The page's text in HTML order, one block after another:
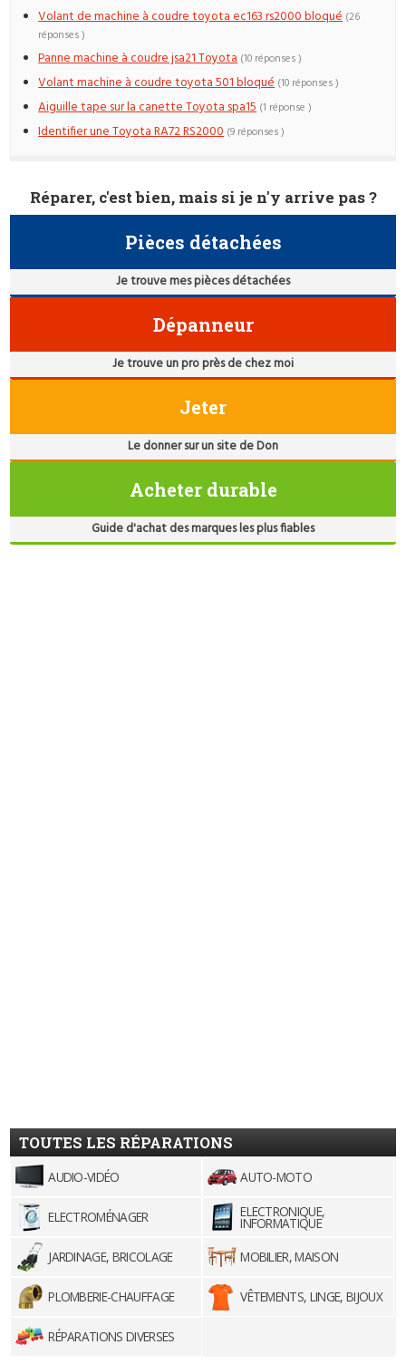
Volant de machine à coudre toyota ec163 rs2000 bloqué (26
réponses )
Panne machine à coudre jsa21 Toyota (10 réponses )
Volant machine à coudre toyota 501 bloqué (10 réponses )
Aiguille tape sur la canette Toyota spa15 (1 réponse )
Identifier une Toyota RA72 RS2000 (9 réponses )
Réparer, c'est bien, mais si je n'y arrive pas ?
Pièces détachées
Je trouve mes pièces détachées
Dépanneur
Je trouve un pro près de chez moi
Jeter
Le donner sur un site de Don
Acheter durable
Guide d'achat des marques les plus fiables
TOUTES LES RÉPARATIONS
AUDIO-VIDÉO AUTO-MOTO
ELECTROMÉNAGER ELECTRONIQUE,
INFORMATIQUE
JARDINAGE, BRICOLAGE
MOBILIER, MAISON
PLOMBERIE-CHAUFFAGE VÊTEMENTS, LINGE, BIJOUX
RÉPARATIONS DIVERSES